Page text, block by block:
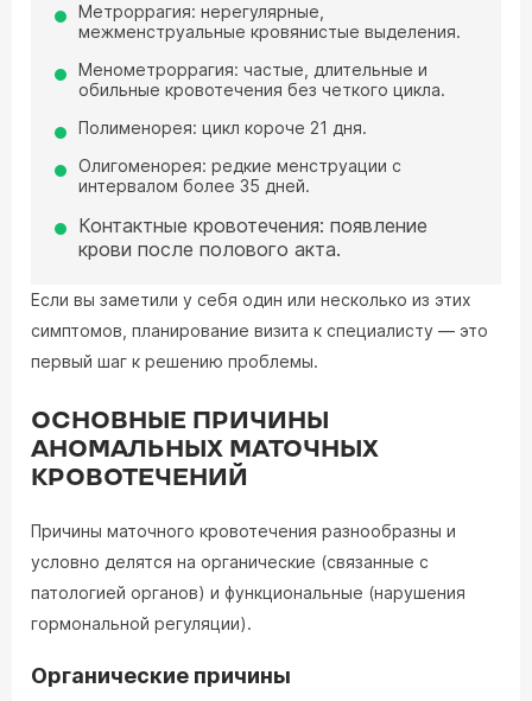
Метроррагия: нерегулярные,
межменструальные кровянистые выделения.
Менометроррагия: частые, длительные и
обильные кровотечения без четкого цикла.
Полименорея: цикл короче 21 дня.
Олигоменорея: редкие менструации с
интервалом более 35 дней.
Контактные кровотечения: появление
крови после полового акта.
Если вы заметили у себя один или несколько из этих
симптомов, планирование визита к специалисту — это
первый шаг к решению проблемы.
ОСНОВНЫЕ ПРИЧИНЫ
АНОМАЛЬНЫХ МАТОЧНЫХ
КРОВОТЕЧЕНИЙ
Причины маточного кровотечения разнообразны и
условно делятся на органические (связанные с
патологией органов) и функциональные (нарушения
гормональной регуляции).
Органические причины